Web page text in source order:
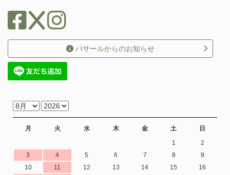
パサールからのお知らせ
月 火 水 木 金 土 日
1
2
3
4 5 6 7 8
9
10
11 12 13 14 15
16